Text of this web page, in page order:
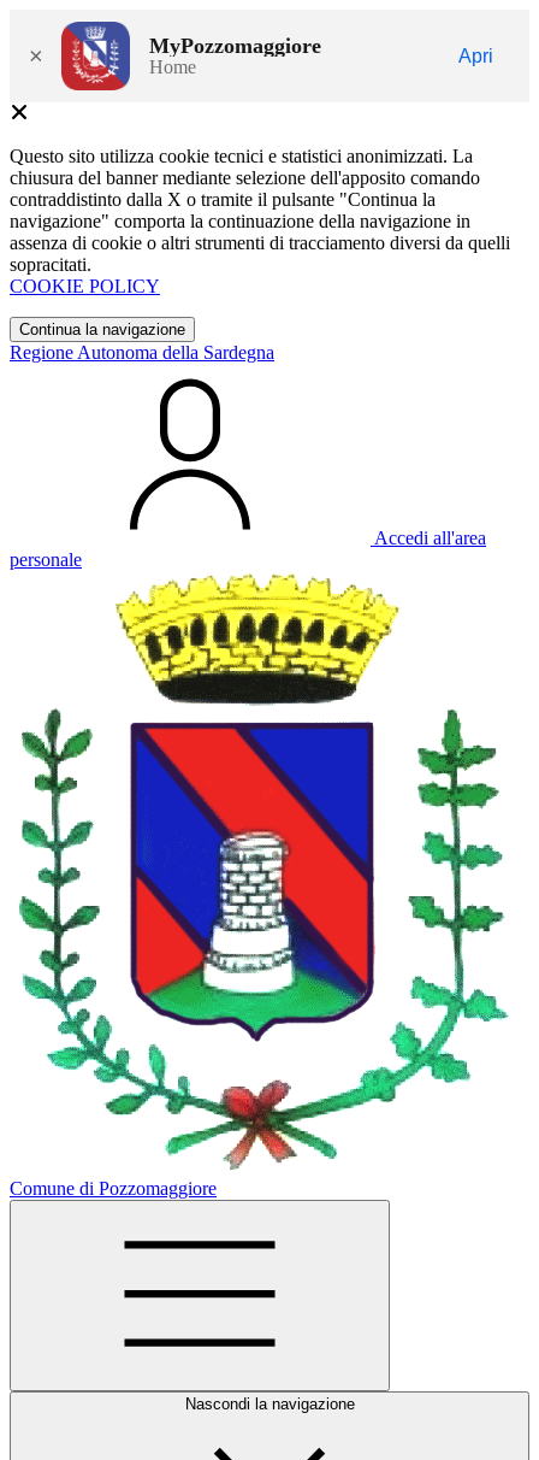
× MyPozzomaggiore
Home
Apri
Questo sito utilizza cookie tecnici e statistici anonimizzati. La
chiusura del banner mediante selezione dell'apposito comando
contraddistinto dalla X o tramite il pulsante "Continua la
navigazione" comporta la continuazione della navigazione in
assenza di cookie o altri strumenti di tracciamento diversi da quelli
sopracitati.
COOKIE POLICY
Continua la navigazione
Regione Autonoma della Sardegna
Accedi all'area
personale
Comune di Pozzomaggiore
Nascondi la navigazione